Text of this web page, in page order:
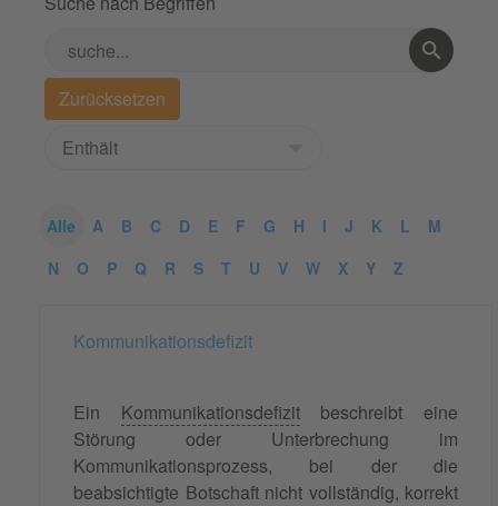
Alle A B C D E F G H I J K L
M
N
O P Q R S T U V W X Y Z
Kommunikationsdefizit
Ein Kommunikationsdefizitbeschreibt eine
Störung oder Unterbrechung im
Kommunikationsprozess, bei der die
beabsichtigte Botschaft nicht vollständig, korrekt